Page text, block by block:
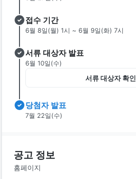
접수 기간
6월 8일(월) 1시 ~ 6월 9일(화) 7시
서류 대상자 발표
6월 10일(수)
서류 대상자 확인
당첨자 발표
7월 22일(수)
공고 정보
홈페이지